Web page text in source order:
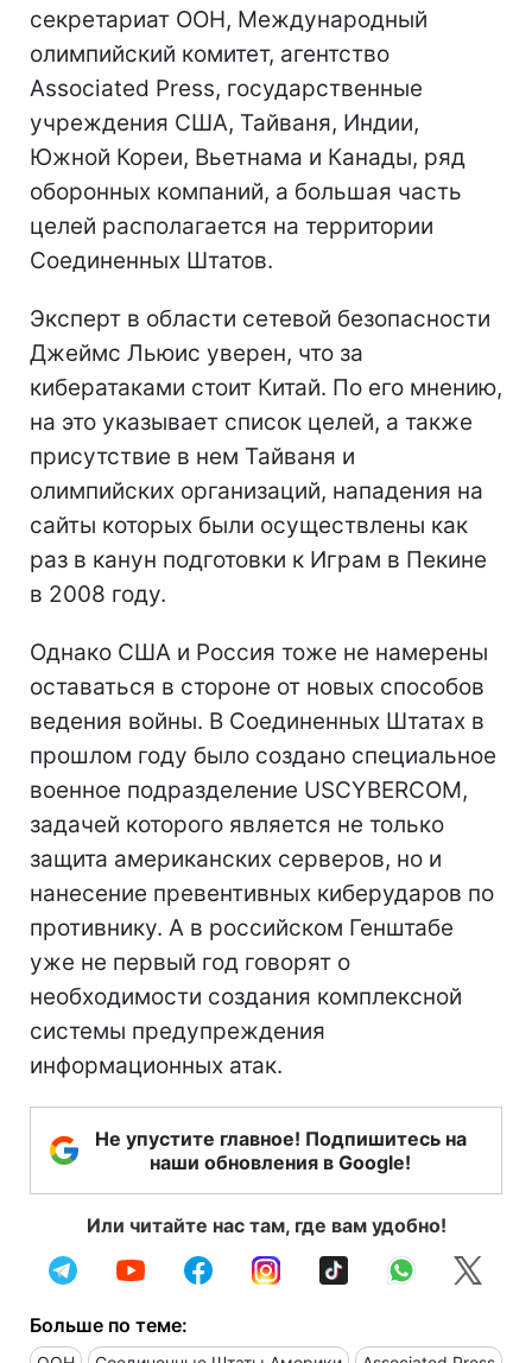
секретариат ООН, Международный
олимпийский комитет, агентство
Associated Press, государственные
учреждения США, Тайваня, Индии,
Южной Кореи, Вьетнама и Канады, ряд
оборонных компаний, а большая часть
целей располагается на территории
Соединенных Штатов.
Эксперт в области сетевой безопасности
Джеймс Льюис уверен, что за
кибератаками стоит Китай. По его мнению,
на это указывает список целей, а также
присутствие в нем Тайваня и
олимпийских организаций, нападения на
сайты которых были осуществлены как
раз в канун подготовки к Играм в Пекине
в 2008 году.
Однако США и Россия тоже не намерены
оставаться в стороне от новых способов
ведения войны. В Соединенных Штатах в
прошлом году было создано специальное
военное подразделение USCYBERCOM,
задачей которого является не только
защита американских серверов, но и
нанесение превентивных киберударов по
противнику. А в российском Генштабе
уже не первый год говорят о
необходимости создания комплексной
системы предупреждения
информационных атак.
Не упустите главное! Подпишитесь на
наши обновления в Google!
Или читайте нас там, где вам удобно!
Больше по теме: